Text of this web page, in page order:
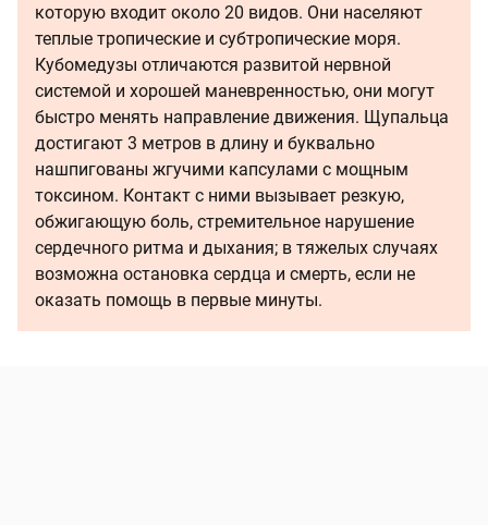
которую входит около 20 видов. Они населяют
теплые тропические и субтропические моря.
Кубомедузы отличаются развитой нервной
системой и хорошей маневренностью, они могут
быстро менять направление движения. Щупальца
достигают 3 метров в длину и буквально
нашпигованы жгучими капсулами с мощным
токсином. Контакт с ними вызывает резкую,
обжигающую боль, стремительное нарушение
сердечного ритма и дыхания; в тяжелых случаях
возможна остановка сердца и смерть, если не
оказать помощь в первые минуты.